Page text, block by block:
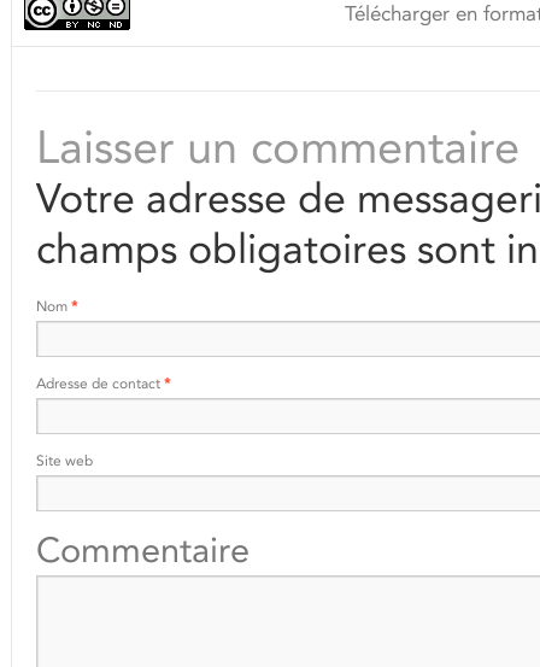
Télécharger en
Laisser un commentaire
Votre adresse de
champs obligatoires sont
Nom *
Adresse de contact *
Site web
Commentaire